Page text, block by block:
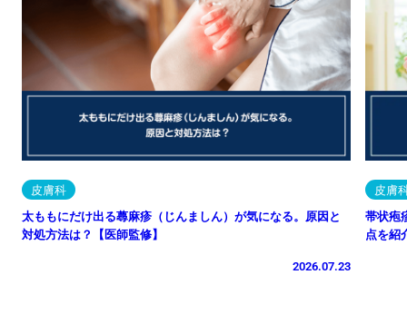
皮膚科
太ももにだけ出る蕁麻疹（じんましん）が気になる。原因と
対処方法は？【医師監修】
2026.07.23
皮膚
帯状疱
点を紹